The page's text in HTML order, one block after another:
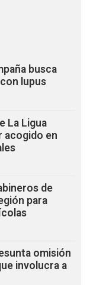
busca
lupus
La Ligua
acogido en
de
para
omisión
involucra a